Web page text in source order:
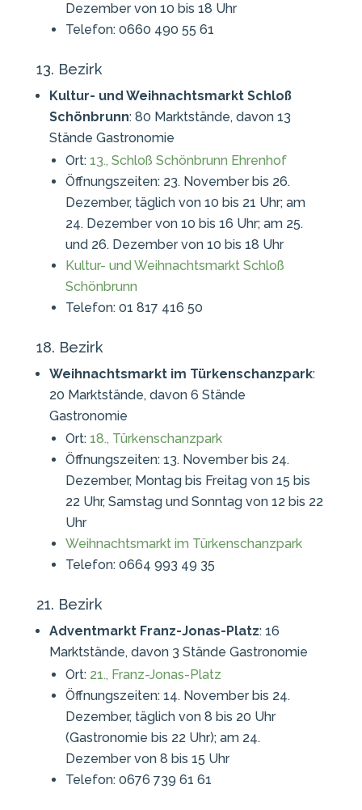
Dezember von 10 bis 18 Uhr
Telefon: 0660 490 55 61
13. Bezirk
Kultur- und Weihnachtsmarkt Schloß
Schönbrunn: 80 Marktstände, davon 13
Stände Gastronomie
Ort: 13., Schloß Schönbrunn Ehrenhof
Öffnungszeiten: 23. November bis 26.
Dezember, täglich von 10 bis 21 Uhr; am
24. Dezember von 10 bis 16 Uhr; am 25.
und 26. Dezember von 10 bis 18 Uhr
Kultur- und Weihnachtsmarkt Schloß
Schönbrunn
Telefon: 01 817 416 50
18. Bezirk
Weihnachtsmarkt im Türkenschanzpark:
20 Marktstände, davon 6 Stände
Gastronomie
Ort: 18., Türkenschanzpark
Öffnungszeiten: 13. November bis 24.
Dezember, Montag bis Freitag von 15 bis
22 Uhr, Samstag und Sonntag von 12 bis 22
Uhr
Weihnachtsmarkt im Türkenschanzpark
Telefon: 0664 993 49 35
21. Bezirk
Adventmarkt Franz-Jonas-Platz: 16
Marktstände, davon 3 Stände Gastronomie
Ort: 21., Franz-Jonas-Platz
Öffnungszeiten: 14. November bis 24.
Dezember, täglich von 8 bis 20 Uhr
(Gastronomie bis 22 Uhr); am 24.
Dezember von 8 bis 15 Uhr
Telefon: 0676 739 61 61